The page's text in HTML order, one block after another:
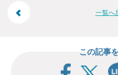
投
一覧へ
この記事